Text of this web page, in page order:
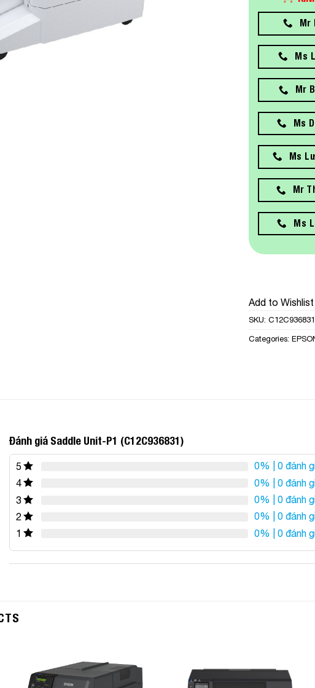
Mr
Ms
Mr
Ms
Ms
Mr
Ms
Add to Wishlist
SKU: C12C936831
Categories:
Đánh giá Saddle Unit-P1 (C12C936831)
5 0% | 0 đánh
4
0% | 0 đánh
3
0% | 0 đánh
2
0% | 0 đánh
1
0% | 0 đánh
Add to
Wishlist
Add to
Wishlist